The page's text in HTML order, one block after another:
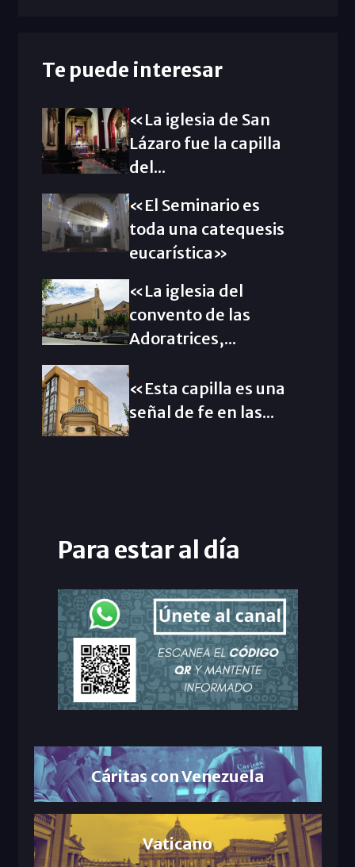
Te puede interesar
«La iglesia de San
Lázaro fue la capilla
del...
«El Seminario es
toda una catequesis
eucarística»
«La iglesia del
convento de las
Adoratrices,...
«Esta capilla es una
señal de fe en las...
Para estar al día
Cáritas con Venezuela
Vaticano